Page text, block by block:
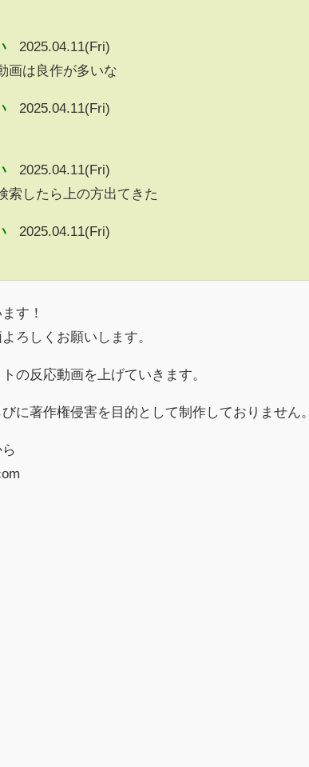
2025.04.11(Fri)
画は良作が多いな
2025.04.11(Fri)
2025.04.11(Fri)
索したら上の方出てきた
2025.04.11(Fri)
す！
ろしくお願いします。
の反応動画を上げていきます。
に著作権侵害を目的として制作しておりません。